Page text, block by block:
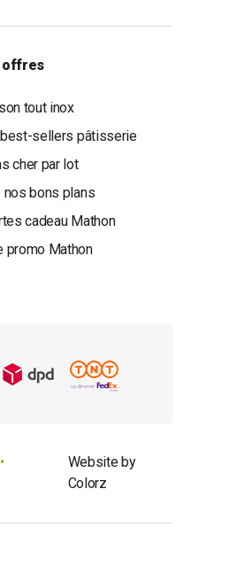
offres
tout inox
sellers pâtisserie
cher par lot
nos bons plans
cadeau Mathon
promo Mathon
•
Website by
Colorz